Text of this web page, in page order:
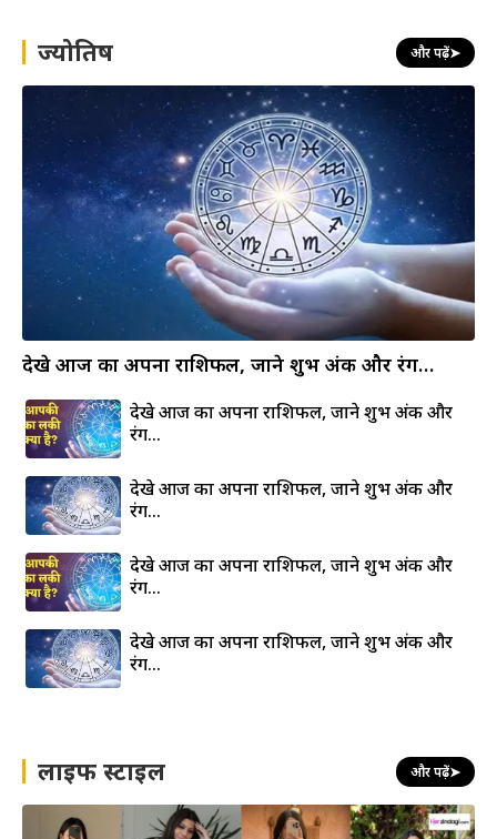
h ज्योतिष और पढ़ें➤
देखे आज का अपना राशिफल, जाने शुभ अंक और रंग…
देखे आज का अपना राशिफल, जाने शुभ अंक और
रंग…
देखे आज का अपना राशिफल, जाने शुभ अंक और
रंग…
देखे आज का अपना राशिफल, जाने शुभ अंक और
रंग…
देखे आज का अपना राशिफल, जाने शुभ अंक और
रंग…
लाइफ स्टाइल और पढ़ें➤